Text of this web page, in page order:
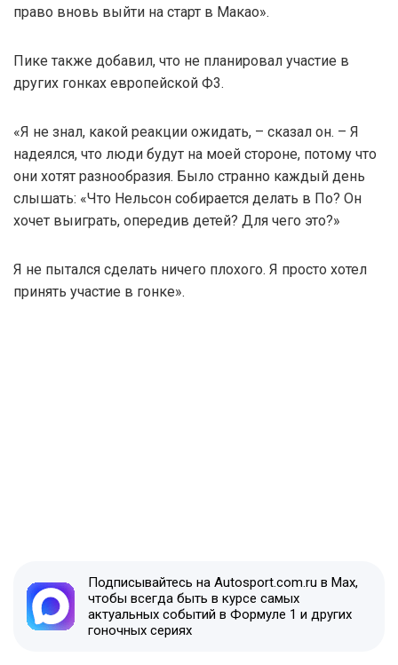
право вновь выйти на старт в Макао».
Пике также добавил, что не планировал участие в
других гонках европейской Ф3.
«Я не знал, какой реакции ожидать, – сказал он. – Я
надеялся, что люди будут на моей стороне, потому что
они хотят разнообразия. Было странно каждый день
слышать: «Что Нельсон собирается делать в По? Он
хочет выиграть, опередив детей? Для чего это?»
Я не пытался сделать ничего плохого. Я просто хотел
принять участие в гонке».
Подписывайтесь на Autosport.com.ru в Max,
чтобы всегда быть в курсе самых
актуальных событий в Формуле 1 и других
гоночных сериях